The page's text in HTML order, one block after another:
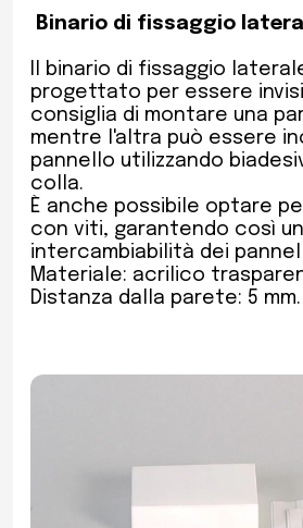
Binario di fissaggio
Il binario di fissaggio
progettato per essere
consiglia di montare una
mentre l'altra può essere
pannello utilizzando
colla.
È anche possibile optare
con viti, garantendo così
intercambiabilità dei
Materiale: acrilico
Distanza dalla parete: 5 mm.